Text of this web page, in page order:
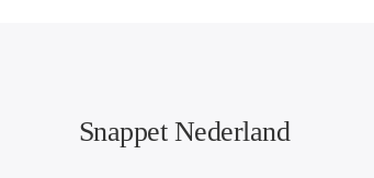
Snappet Nederland